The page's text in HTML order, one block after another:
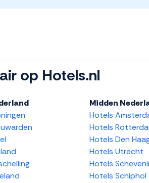
op Hotels.nl
Midden
Hotels
Hotels
Hotels Den
Hotels Utrecht
Hotels
Hotels Schiphol